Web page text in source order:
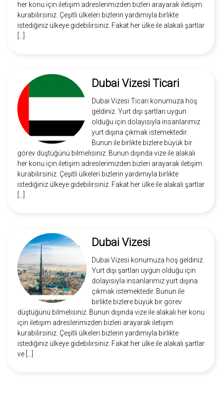
her konu için iletişim adreslerimizden bizleri arayarak iletişim
kurabilirsiniz. Çeşitli ülkeleri bizlerin yardımıyla birlikte
istediğiniz ülkeye gidebilirsiniz. Fakat her ülke ile alakalı şartlar
Dubai Vizesi Ticari
Dubai Vizesi Ticari konumuza hoş
geldiniz. Yurt dışı şartları uygun
olduğu için dolayısıyla insanlarımız
yurt dışına çıkmak istemektedir.
Bunun ile birlikte bizlere büyük bir
görev düştüğünü bilmelisiniz. Bunun dışında vize ile alakalı
her konu için iletişim adreslerimizden bizleri arayarak iletişim
kurabilirsiniz. Çeşitli ülkeleri bizlerin yardımıyla birlikte
istediğiniz ülkeye gidebilirsiniz. Fakat her ülke ile alakalı şartlar
Dubai Vizesi
Dubai Vizesi konumuza hoş geldiniz.
Yurt dışı şartları uygun olduğu için
dolayısıyla insanlarımız yurt dışına
çıkmak istemektedir. Bunun ile
birlikte bizlere büyük bir görev
düştüğünü bilmelisiniz. Bunun dışında vize ile alakalı her konu
için iletişim adreslerimizden bizleri arayarak iletişim
kurabilirsiniz. Çeşitli ülkeleri bizlerin yardımıyla birlikte
istediğiniz ülkeye gidebilirsiniz. Fakat her ülke ile alakalı şartlar
ve […]